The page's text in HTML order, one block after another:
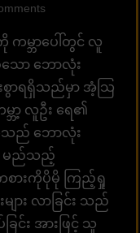
ကို ကမ္ဘာပေါ်တွင် လူ
သော ဘောလုံး
စွာရရှိသည်မှာ အံ့သြ
မ္ဘာ့ လူဦး ‌‌ရေ၏
သည် ဘောလုံး
း မည်သည့်
စားကိုပိုမို ကြည့်ရှု
ျား လာခြင်း သည်
ြင်း အားဖြင့် သူ